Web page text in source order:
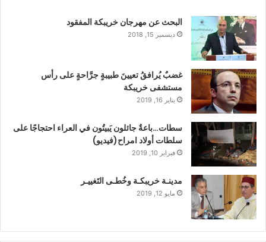
البحث عن مهرجان خريبكة المفقود
ديسمبر 15, 2018
غضبٌ يُرافقُ تعيينَ طبيبةٍ جرَّاحةٍ على رأس
مستشفى خريبكة
يناير 16, 2019
سطات…باعةٌ جائلون يَبيتُون في العراء احتجاجًا على
سلطات أولاد امراح(فيديو)
فبراير 10, 2019
مدينـة خريبكـة وخُطـى التَغييـر
مايو 12, 2019